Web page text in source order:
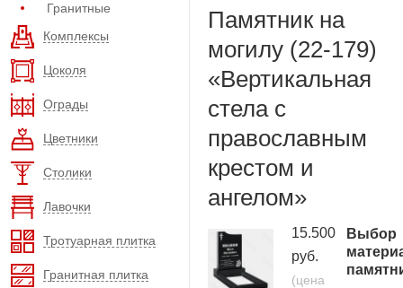
Гранитные
Комплексы
Цоколя
Ограды
Цветники
Столики
Лавочки
Тротуарная плитка
Гранитная плитка
Памятник на
могилу (22-179)
«Вертикальная
стела с
православным
крестом и
ангелом»
15.500
руб.
(цена
Выбор